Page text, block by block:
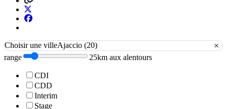
Choisir une villeAjaccio (20) ×
range 25km aux alentours
CDI
CDD
Interim
Stage